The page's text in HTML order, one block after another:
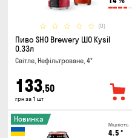
(0)
Пиво SHO Brewery ШО Kysil
0.33л
Світле, Нефільтроване, 4°
133,50
грн за 1 шт
Міцність
4.5 °
Новинка